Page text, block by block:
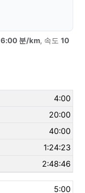
6:00 분/km, 속도 10
4:00
20:00
40:00
1:24:23
2:48:46
5:00